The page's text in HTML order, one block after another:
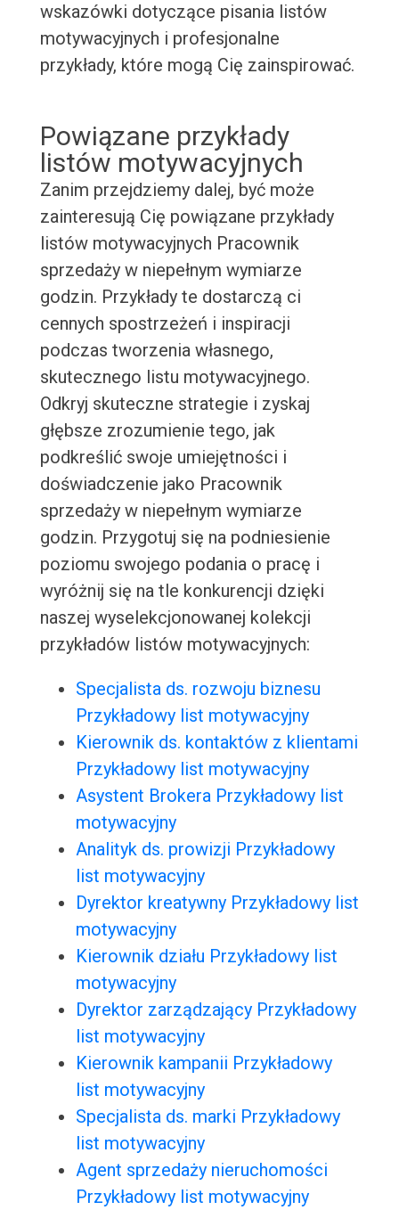
wskazówki dotyczące pisania listów
motywacyjnych i profesjonalne
przykłady, które mogą Cię zainspirować.
Powiązane przykłady
listów motywacyjnych
Zanim przejdziemy dalej, być może
zainteresują Cię powiązane przykłady
listów motywacyjnych Pracownik
sprzedaży w niepełnym wymiarze
godzin. Przykłady te dostarczą ci
cennych spostrzeżeń i inspiracji
podczas tworzenia własnego,
skutecznego listu motywacyjnego.
Odkryj skuteczne strategie i zyskaj
głębsze zrozumienie tego, jak
podkreślić swoje umiejętności i
doświadczenie jako Pracownik
sprzedaży w niepełnym wymiarze
godzin. Przygotuj się na podniesienie
poziomu swojego podania o pracę i
wyróżnij się na tle konkurencji dzięki
naszej wyselekcjonowanej kolekcji
przykładów listów motywacyjnych:
Specjalista ds. rozwoju biznesu
Przykładowy list motywacyjny
Kierownik ds. kontaktów z klientami
Przykładowy list motywacyjny
Asystent Brokera Przykładowy list
motywacyjny
Analityk ds. prowizji Przykładowy
list motywacyjny
Dyrektor kreatywny Przykładowy list
motywacyjny
Kierownik działu Przykładowy list
motywacyjny
Dyrektor zarządzający Przykładowy
list motywacyjny
Kierownik kampanii Przykładowy
list motywacyjny
Specjalista ds. marki Przykładowy
list motywacyjny
Agent sprzedaży nieruchomości
Przykładowy list motywacyjny